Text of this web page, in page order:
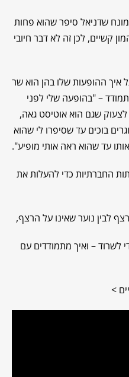
שדניאל סיפר שהוא פחות
קשיים, לכן זה לא דבר חיובי
איך ההופעות שלו בהן הוא שר
– "בהופעה שלי לפני
שגם הוא אוטיסט גאה,
בוכים עד שסיפרו לי שהוא
עד שהוא ראה אותי מופיע".
החברתיות כדי להעלות את
לבין נוער שאינו על הרצף,
– ואיך מתמודדים עם
>